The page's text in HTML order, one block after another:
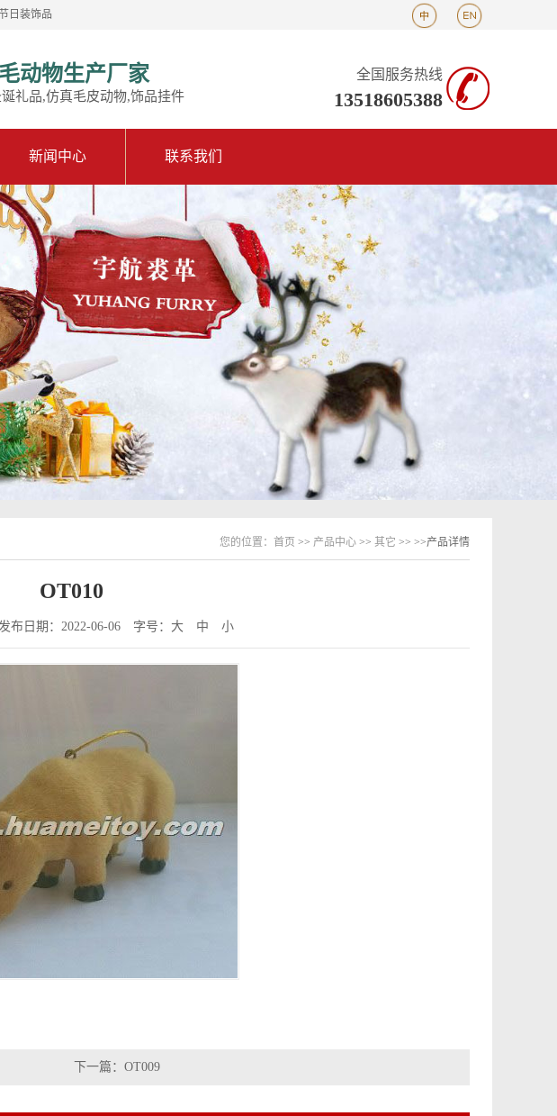
日装饰品
动物生产厂家
礼品,仿真毛皮动物,饰品挂件
全国服务热线
13518605388
新闻中心 联系我们
您的位置： 首页 >> 产品中心 >> 其它 >> >>产品详情
OT010
布日期：2022-06-06 字号： 大 中 小
下一篇： OT009